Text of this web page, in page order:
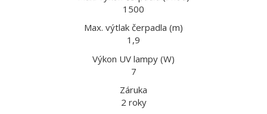
1500
Max. výtlak čerpadla (m)
1,9
Výkon UV lampy (W)
7
Záruka
2 roky